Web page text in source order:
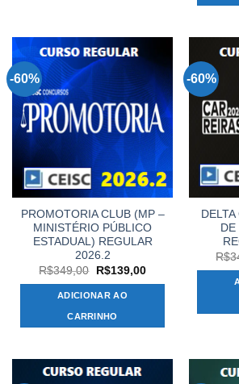
-60%
PROMOTORIA CLUB (MP –
MINISTÉRIO PÚBLICO
ESTADUAL) REGULAR
2026.2
R$349,00
O
original
era:
R$349,00.
R$139,00O
R$139,00.
ADICIONAR AO
CARRINHO
-60%
R$